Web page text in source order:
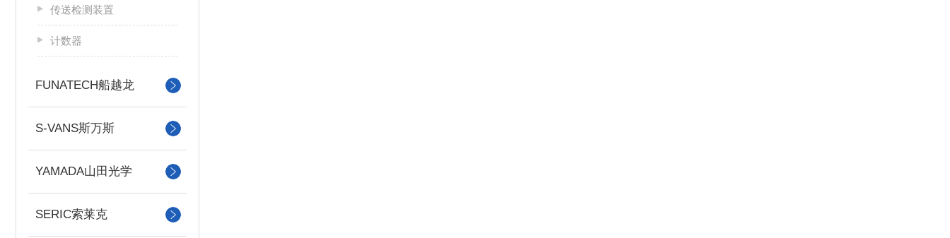
传送检测装置
计数器
FUNATECH船越龙
S-VANS斯万斯
YAMADA山田光学
SERIC索莱克